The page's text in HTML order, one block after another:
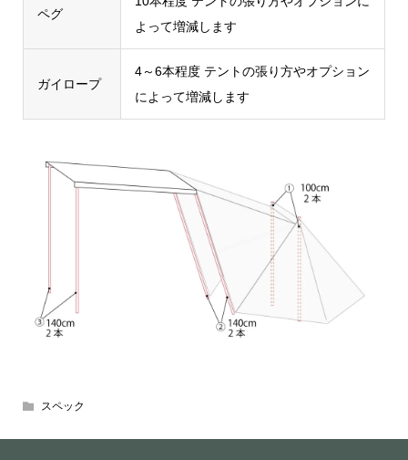
ペグ
よって増減します
ガイロープ
4～6本程度 テントの張り方やオプション
によって増減します
スペック